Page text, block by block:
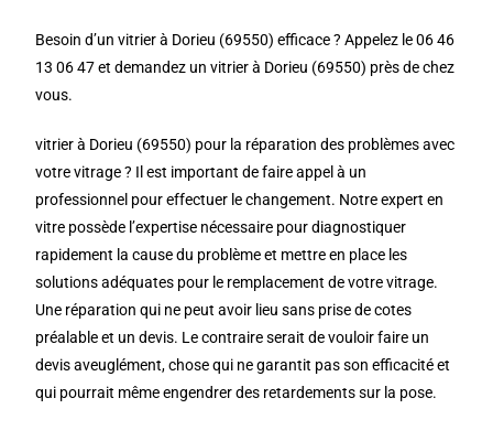
Besoin d’un vitrier à Dorieu (69550) efficace ? Appelez le 06 46
13 06 47 et demandez un vitrier à Dorieu (69550) près de chez
vous.
vitrier à Dorieu (69550) pour la réparation des problèmes avec
votre vitrage ? Il est important de faire appel à un
professionnel pour effectuer le changement. Notre expert en
vitre possède l’expertise nécessaire pour diagnostiquer
rapidement la cause du problème et mettre en place les
solutions adéquates pour le remplacement de votre vitrage.
Une réparation qui ne peut avoir lieu sans prise de cotes
préalable et un devis. Le contraire serait de vouloir faire un
devis aveuglément, chose qui ne garantit pas son efficacité et
qui pourrait même engendrer des retardements sur la pose.